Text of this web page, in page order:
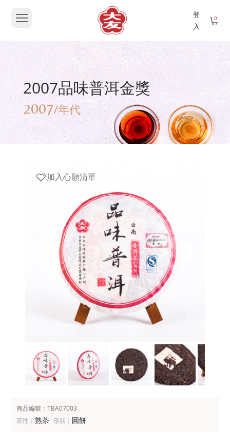
登
入
0
2007品味普洱金獎
2007/年代
商品編號：TBA07003
茶性｜熟茶 形狀｜ 圓餅